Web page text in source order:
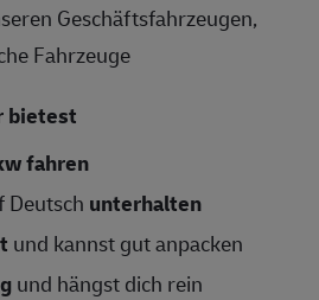
Geschäftsfahrzeugen,
Fahrzeuge
bietest
fahren
Deutsch unterhalten
und kannst gut anpacken
und hängst dich rein